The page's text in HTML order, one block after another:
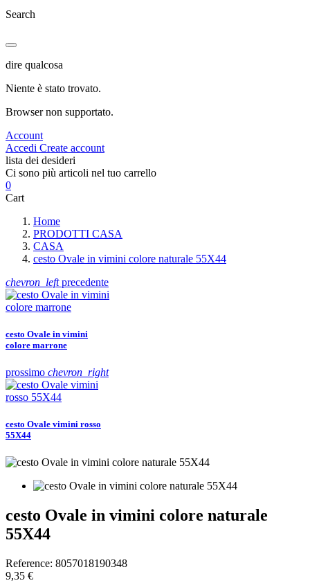
Search
dire qualcosa
Niente è stato trovato.
Browser non supportato.
Account
Accedi Create account
lista dei desideri
Ci sono più articoli nel tuo carrello
0
Cart
Home
PRODOTTI CASA
CASA
cesto Ovale in vimini colore naturale 55X44
chevron_leftprecedente
cesto Ovale in vimini
colore marrone
prossimo chevron_right
cesto Ovale vimini rosso
55X44
cesto Ovale in vimini colore naturale
55X44
Reference: 8057018190348
9,35 €